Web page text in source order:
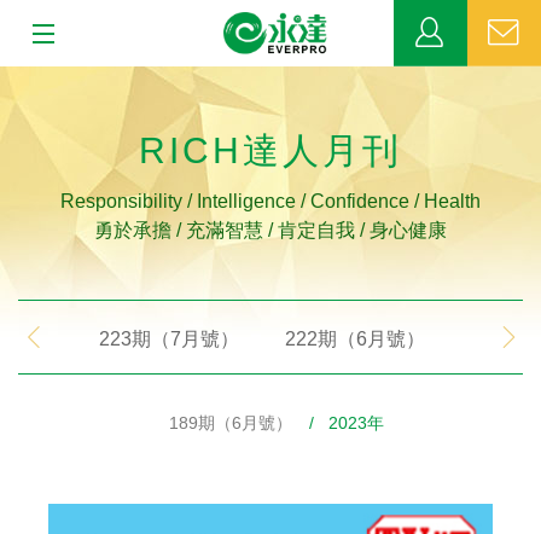
業務發展
MDRT
新聞中心
公益活動
網站連結
223期（7月號） 222期（6月號） 221期
RICH達人月刊
Responsibility / Intelligence / Confidence / Health
勇於承擔 / 充滿智慧 / 肯定自我 / 身心健康
189期（6月號） / 2023年